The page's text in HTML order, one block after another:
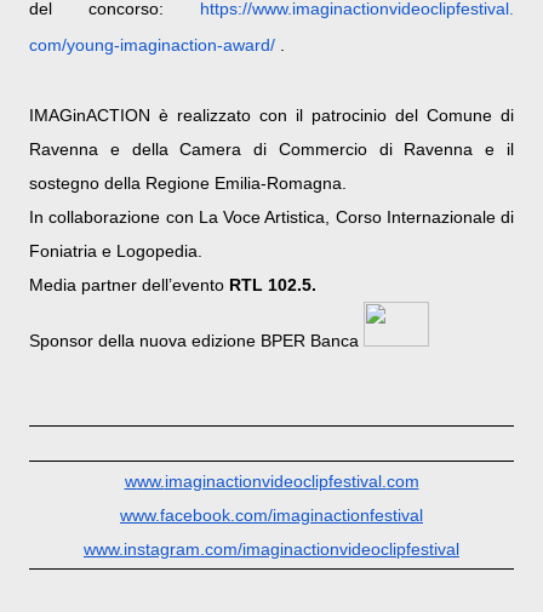
del concorso: https://www. imaginactionvideoclipfestival.
com/young-imaginaction-award/
IMAGinACTION è realizzato con il patrocinio del Comune di
Ravenna e della Camera di Commercio di Ravenna e il
sostegno della Regione Emilia-Romagna.
In collaborazione con La Voce Artistica, Corso Internazionale di
Foniatria e Logopedia.
Media partner dell’evento RTL 102.5.
Sponsor della nuova edizione BPER Banca
www. imaginactionvideoclipfestival. com
www.facebook.com/imaginactionfestival
www.instagram.com/imaginactionvideoclipfestival